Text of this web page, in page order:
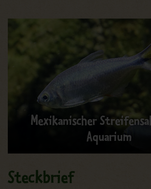
Mexikanischer
Aquarium
Steckbrief